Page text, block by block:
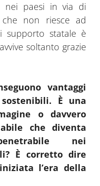
nei paesi in via di
che non riesce ad
supporto statale è
soltanto grazie
vantaggi
È una
o davvero
che diventa
nei
È corretto dire
l’era della